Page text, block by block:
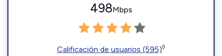
498Mbps
Calificación de usuarios (595)◊